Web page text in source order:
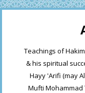
Teachings of
& his spiritual
Hayy 'Arifi (may
Mufti Mohammad